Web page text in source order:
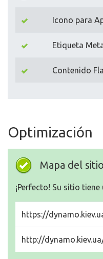
Icono para
Etiqueta
Contenido
Optimización
Mapa del
¡Perfecto! Su sitio
https://
http://